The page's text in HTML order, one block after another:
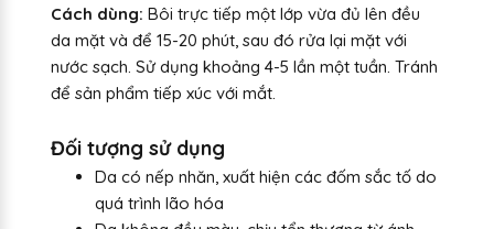
Cách dùng: Bôi trực tiếp một lớp vừa đủ lên đều
da mặt và để 15-20 phút, sau đó rửa lại mặt với
nước sạch. Sử dụng khoảng 4-5 lần một tuần. Tránh
để sản phẩm tiếp xúc với mắt.
Đối tượng sử dụng
Da có nếp nhăn, xuất hiện các đốm sắc tố do
quá trình lão hóa